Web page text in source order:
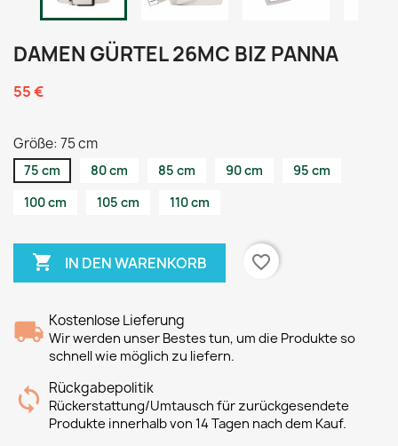
DAMEN GÜRTEL 26MC BIZ PANNA
55 €
Größe: 75 cm
75 cm 80 cm 85 cm 90 cm
95 cm
100 cm
105 cm 110 cm
 IN DEN WARENKORB favorite_border
Kostenlose Lieferung
Wir werden unser Bestes tun, um die Produkte so
schnell wie möglich zu liefern.
Rückgabepolitik
Rückerstattung/Umtausch für zurückgesendete
Produkte innerhalb von 14 Tagen nach dem Kauf.